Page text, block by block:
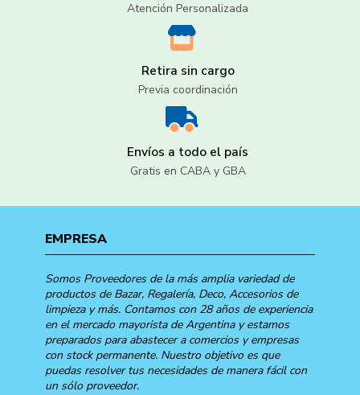
Atención Personalizada
Retira sin cargo
Previa coordinación
Envíos a todo el país
Gratis en CABA y GBA
EMPRESA
Somos Proveedores de la más amplia variedad de
productos de Bazar, Regalería, Deco, Accesorios de
limpieza y más. Contamos con 28 años de experiencia
en el mercado mayorista de Argentina y estamos
preparados para abastecer a comercios y empresas
con stock permanente. Nuestro objetivo es que
puedas resolver tus necesidades de manera fácil con
un sólo proveedor.